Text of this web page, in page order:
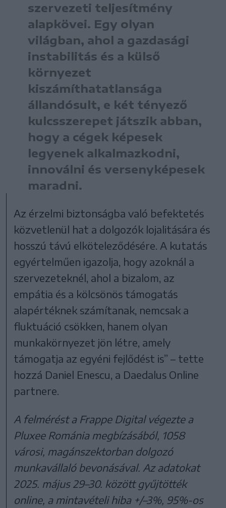
szervezeti teljesítmény
alapkövei. Egy olyan
világban, ahol a gazdasági
instabilitás és a külső
környezet
kiszámíthatatlansága
állandósult, e két tényező
kulcsszerepet játszik abban,
hogy a cégek képesek
legyenek alkalmazkodni,
innoválni és versenyképesek
maradni.
Az érzelmi biztonságba való befektetés
közvetlenül hat a dolgozók lojalitására és
hosszú távú elköteleződésére. A kutatás
egyértelműen igazolja, hogy azoknál a
szervezeteknél, ahol a bizalom, az
empátia és a kölcsönös támogatás
alapértéknek számítanak, nemcsak a
fluktuáció csökken, hanem olyan
munkakörnyezet jön létre, amely
támogatja az egyéni fejlődést is” – tette
hozzá Daniel Enescu, a Daedalus Online
partnere.
A felmérést a Frappe Digital végezte a
Pluxee Románia megbízásából, 1058
városi, magánszektorban dolgozó
munkavállaló bevonásával. Az adatokat
2025. május 29–30. között gyűjtötték
online, a mintavételi hiba +/–3%, 95%-os